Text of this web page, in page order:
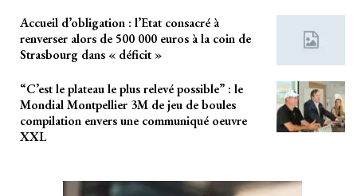
Accueil d’obligation : l’Etat consacré à
renverser alors de 500 000 euros à la coin de
Strasbourg dans « déficit »
“C’est le plateau le plus relevé possible” : le
Mondial Montpellier 3M de jeu de boules
compilation envers une communiqué oeuvre
XXL